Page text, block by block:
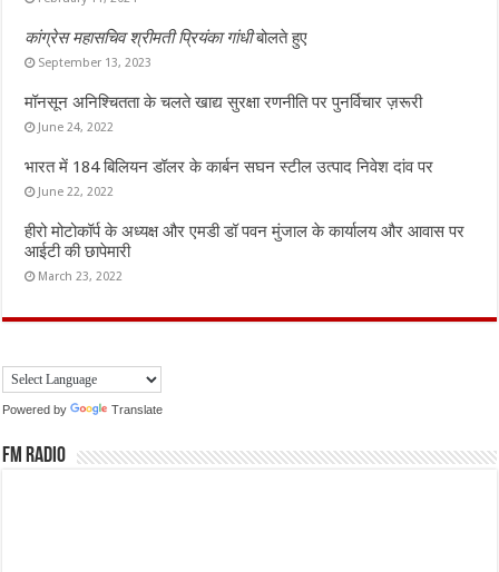
कांग्रेस महासचिव श्रीमती प्रियंका गांधीबोलते हुए
September 13, 2023
मॉनसून अनिश्चितता के चलते खाद्य सुरक्षा रणनीति पर पुनर्विचार ज़रूरी
June 24, 2022
भारत में 184 बिलियन डॉलर के कार्बन सघन स्टील उत्पाद निवेश दांव पर
June 22, 2022
हीरो मोटोकॉर्प के अध्यक्ष और एमडी डॉ पवन मुंजाल के कार्यालय और आवास पर
आईटी की छापेमारी
March 23, 2022
Powered by Translate
FM Radio